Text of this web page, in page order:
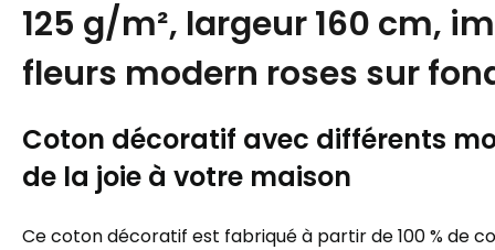
125 g/m², largeur 160 cm,
fleurs modern roses sur
Coton décoratif avec différents
de la joie à votre maison
Ce coton décoratif est fabriqué à partir de 100 % de